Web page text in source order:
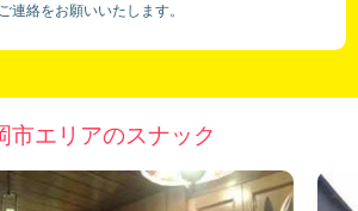
ご連絡をお願いいたします。
市エリアのスナック